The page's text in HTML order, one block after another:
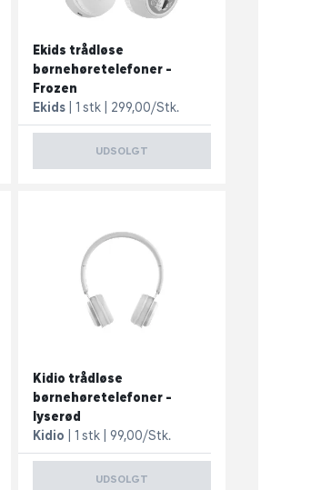
Ekids trådløse
børnehøretelefoner -
Frozen
Ekids
1 stk 299,00/Stk.
UDSOLGT
Kidio trådløse
børnehøretelefoner -
lyserød
Kidio
1 stk 99,00/Stk.
UDSOLGT